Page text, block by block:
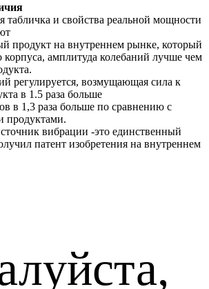
и свойства реальной мощности
продукт на внутреннем рынке, который
корпуса, амплитуда колебаний лучше чем
регулируется, возмущающая сила к
в 1.5 раза больше
в 1,3 раза больше по сравнению с
продуктами.
вибрации -это единственный
патент изобретения на внутреннем